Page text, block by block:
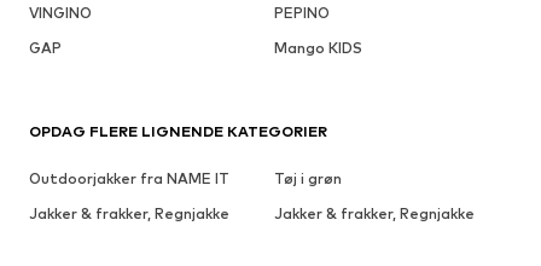
VINGINO
PEPINO
GAP
Mango KIDS
OPDAG FLERE LIGNENDE KATEGORIER
Outdoorjakker fra NAME IT
Tøj i grøn
Jakker & frakker, Regnjakke
Jakker & frakker, Regnjakke